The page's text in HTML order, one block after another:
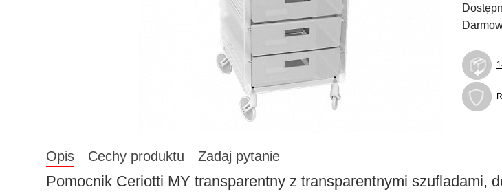
Opis Cechy produktu Zadaj pytanie
Pomocnik Ceriotti MY transparentny z transparentnymi szufladami,